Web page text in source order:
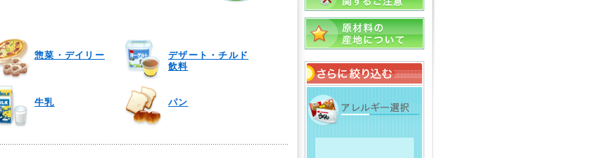
惣菜・デイリー
デザート・チルド
飲料
牛乳 パン